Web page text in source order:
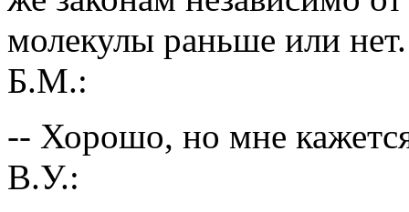
молекулы раньше или нет.
Б.М.:
-- Хорошо, но мне
В.У.: